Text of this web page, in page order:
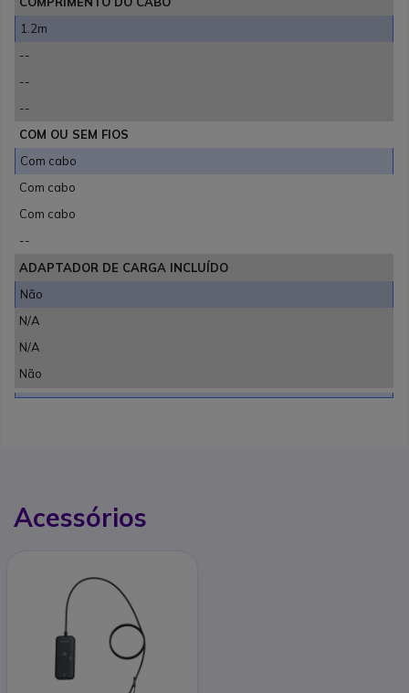
1.2m
--
--
--
COM OU SEM FIOS
Com cabo
Com cabo
Com cabo
--
ADAPTADOR DE CARGA INCLUÍDO
Não
N/A
N/A
Não
Acessórios